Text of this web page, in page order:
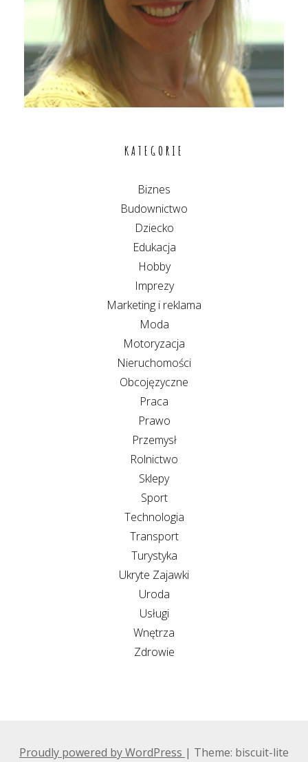
KATEGORIE
Biznes
Budownictwo
Dziecko
Edukacja
Hobby
Imprezy
Marketing i reklama
Moda
Motoryzacja
Nieruchomości
Obcojęzyczne
Praca
Prawo
Przemysł
Rolnictwo
Sklepy
Sport
Technologia
Transport
Turystyka
Ukryte Zajawki
Uroda
Usługi
Wnętrza
Zdrowie
Proudly powered by WordPress | Theme: biscuit-lite